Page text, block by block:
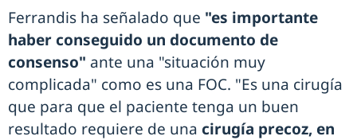
Ferrandis ha señalado que "es importante
haber conseguido un documento de
consenso" ante una "situación muy
complicada" como es una FOC. "Es una cirugía
que para que el paciente tenga un buen
resultado requiere de una cirugía precoz, en